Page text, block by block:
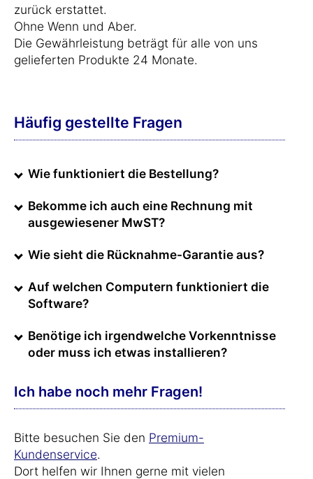
zurück erstattet.
Ohne Wenn und Aber.
Die Gewährleistung beträgt für alle von uns
gelieferten Produkte 24 Monate.
Häufig gestellte Fragen
Wie funktioniert die Bestellung?
Bekomme ich auch eine Rechnung mit
ausgewiesener MwST?
Wie sieht die Rücknahme-Garantie aus?
Auf welchen Computern funktioniert die
Software?
Benötige ich irgendwelche Vorkenntnisse
oder muss ich etwas installieren?
Ich habe noch mehr Fragen!
Bitte besuchen Sie den Premium-
Kundenservice.
Dort helfen wir Ihnen gerne mit vielen